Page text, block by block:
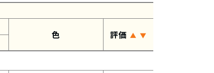
色 評価 ▲ ▼